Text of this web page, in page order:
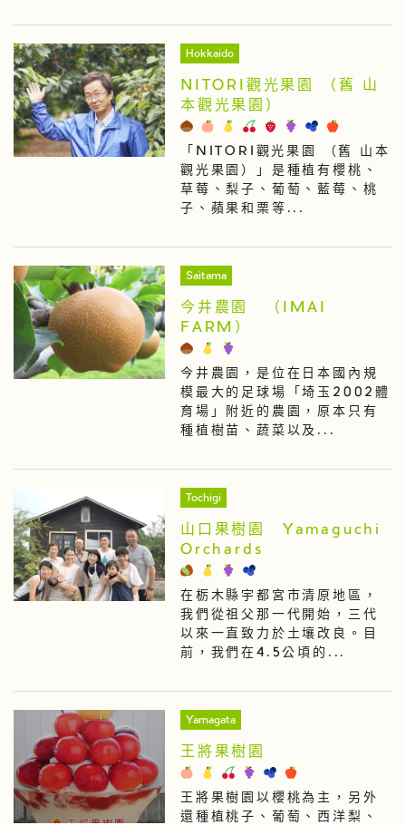
Hokkaido
NITORI觀光果園 （舊 山
本觀光果園）
「NITORI觀光果園 （舊 山本
觀光果園）」是種植有櫻桃、
草莓、梨子、葡萄、藍莓、桃
子、蘋果和栗等...
Saitama
今井農園 （IMAI
FARM）
今井農園，是位在日本國內規
模最大的足球場「埼玉2002體
育場」附近的農園，原本只有
種植樹苗、蔬菜以及...
Tochigi
山口果樹園 Yamaguchi
Orchards
在栃木縣宇都宮市清原地區，
我們從祖父那一代開始，三代
以來一直致力於土壤改良。目
前，我們在4.5公頃的...
Yamagata
王將果樹園
王將果樹園以櫻桃為主，另外
還種植桃子、葡萄、西洋梨、